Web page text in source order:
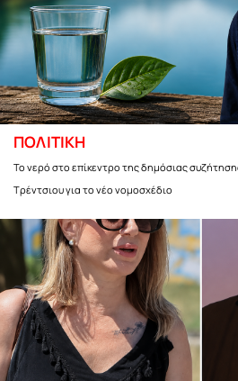
ΠΟΛΙΤΙΚΗ
Το νερό στο επίκεντρο της δημόσιας
Τρέντσιου για το νέο νομοσχέδιο